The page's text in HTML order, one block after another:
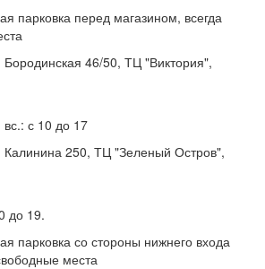
парковка перед магазином, всегда
Бородинская 46/50, ТЦ "Виктория",
с 10 до 17
Калинина 250, ТЦ "Зеленый Остров",
до 19.
парковка со стороны нижнего входа
места